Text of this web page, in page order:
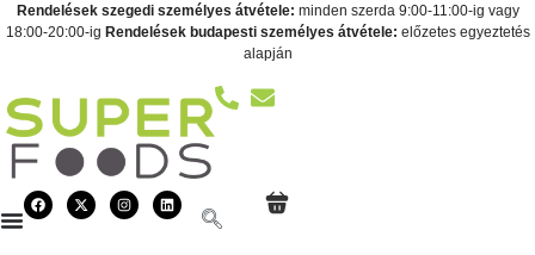
Rendelések szegedi személyes átvétele: minden szerda 9:00-11:00-ig vagy
18:00-20:00-ig Rendelések budapesti személyes átvétele: előzetes egyeztetés
alapján